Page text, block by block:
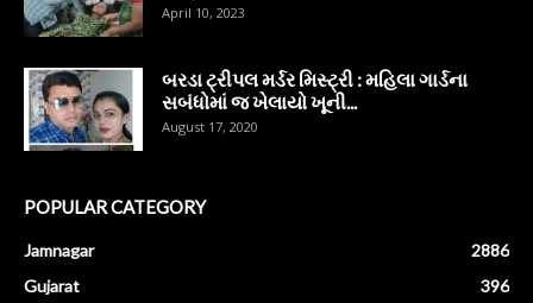
April 10, 2023
બરડા ટ્રીપલ મર્ડર મિસ્ટ્રી : મહિલા ગાર્ડના
સબંધોમાં જ ખેલાયો ખૂની...
August 17, 2020
POPULAR CATEGORY
Jamnagar
2886
Gujarat
396